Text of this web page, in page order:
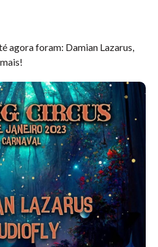
agora foram: Damian Lazarus,